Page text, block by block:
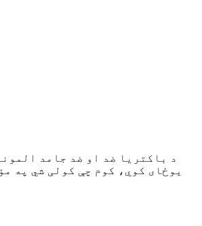
د باکتریا ضد او ضد جامد
یوځای کوي، کوم چې کولی شي په